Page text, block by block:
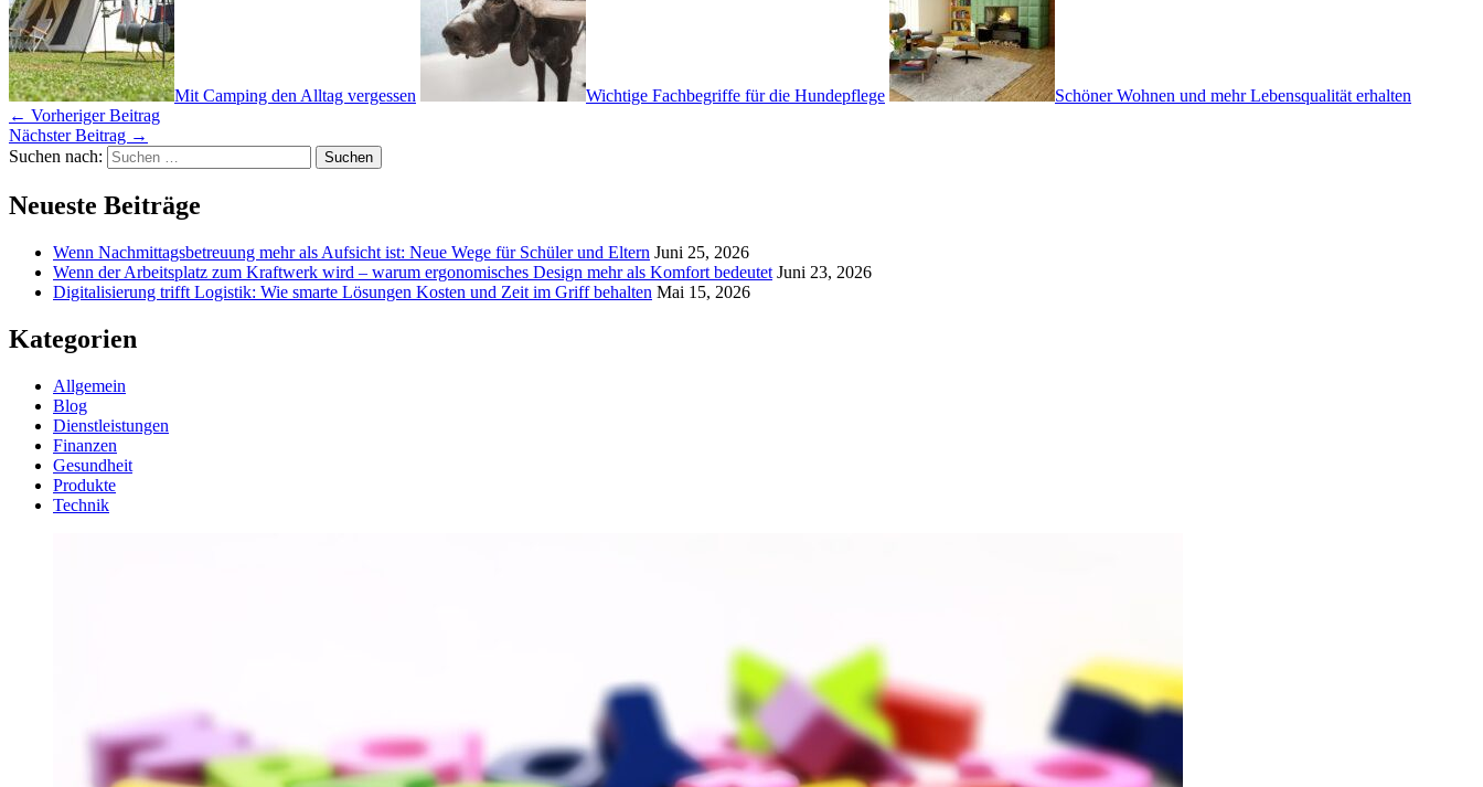
Mit Camping den Alltag vergessen Wichtige Fachbegriffe für die Hundepflege
Schöner Wohnen und mehr Lebensqualität erhalten
← Vorheriger Beitrag
Nächster Beitrag →
Suchen nach:
Neueste Beiträge
Wenn Nachmittagsbetreuung mehr als Aufsicht ist: Neue Wege für Schüler und Eltern Juni 25, 2026
Wenn der Arbeitsplatz zum Kraftwerk wird – warum ergonomisches Design mehr als Komfort bedeutet Juni 23, 2026
Digitalisierung trifft Logistik: Wie smarte Lösungen Kosten und Zeit im Griff behalten Mai 15, 2026
Kategorien
Allgemein
Blog
Dienstleistungen
Finanzen
Gesundheit
Produkte
Technik